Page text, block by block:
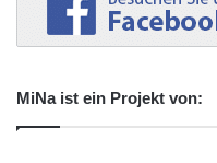
MiNa ist ein Projekt von: